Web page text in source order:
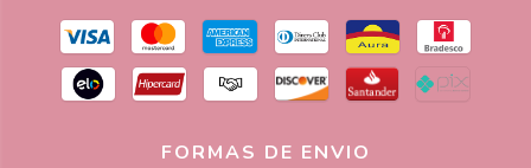
FORMAS DE ENVIO